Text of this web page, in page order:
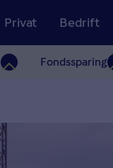
Privat
Fondssparing
Bedrift